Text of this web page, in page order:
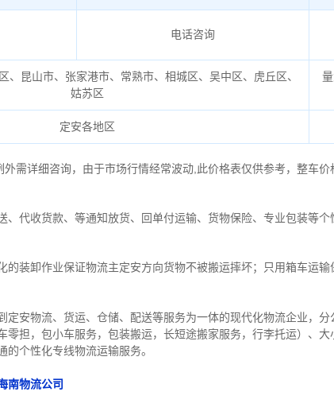
电话咨询
、昆山市、张家港市、常熟市、相城区、吴中区、虎丘区、
姑苏区
定安各地区
需详细咨询，由于市场行情经常波动,此价格表仅供参考，整车价
代收货款、等通知放货、回单付运输、货物保险、专业包装等个
的装卸作业保证物流主定安方向货物不被搬运摔坏；只用箱车运
定安物流、货运、仓储、配送等服务为一体的现代化物流企业，
零担，包小车服务，包装搬运，长短途搬家服务，行李托运）、
个性化专线物流运输服务。
南物流公司